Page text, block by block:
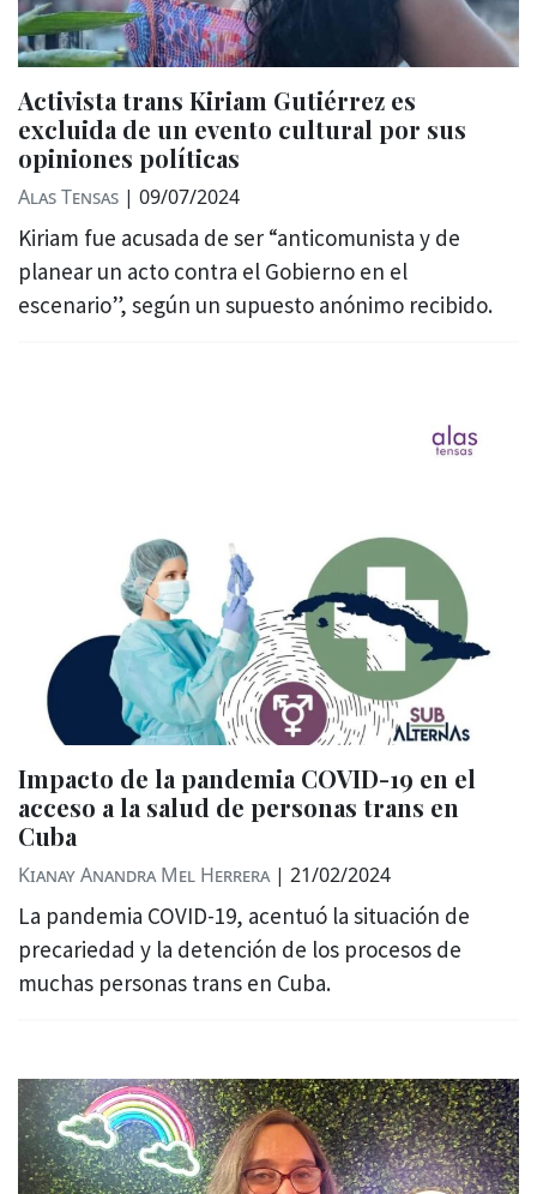
Activista trans Kiriam Gutiérrez es
excluida de un evento cultural por sus
opiniones políticas
Alas Tensas | 09/07/2024
Kiriam fue acusada de ser “anticomunista y de
planear un acto contra el Gobierno en el
escenario”, según un supuesto anónimo recibido.
Impacto de la pandemia COVID-19 en el
acceso a la salud de personas trans en
Cuba
Kianay Anandra Mel Herrera | 21/02/2024
La pandemia COVID-19, acentuó la situación de
precariedad y la detención de los procesos de
muchas personas trans en Cuba.